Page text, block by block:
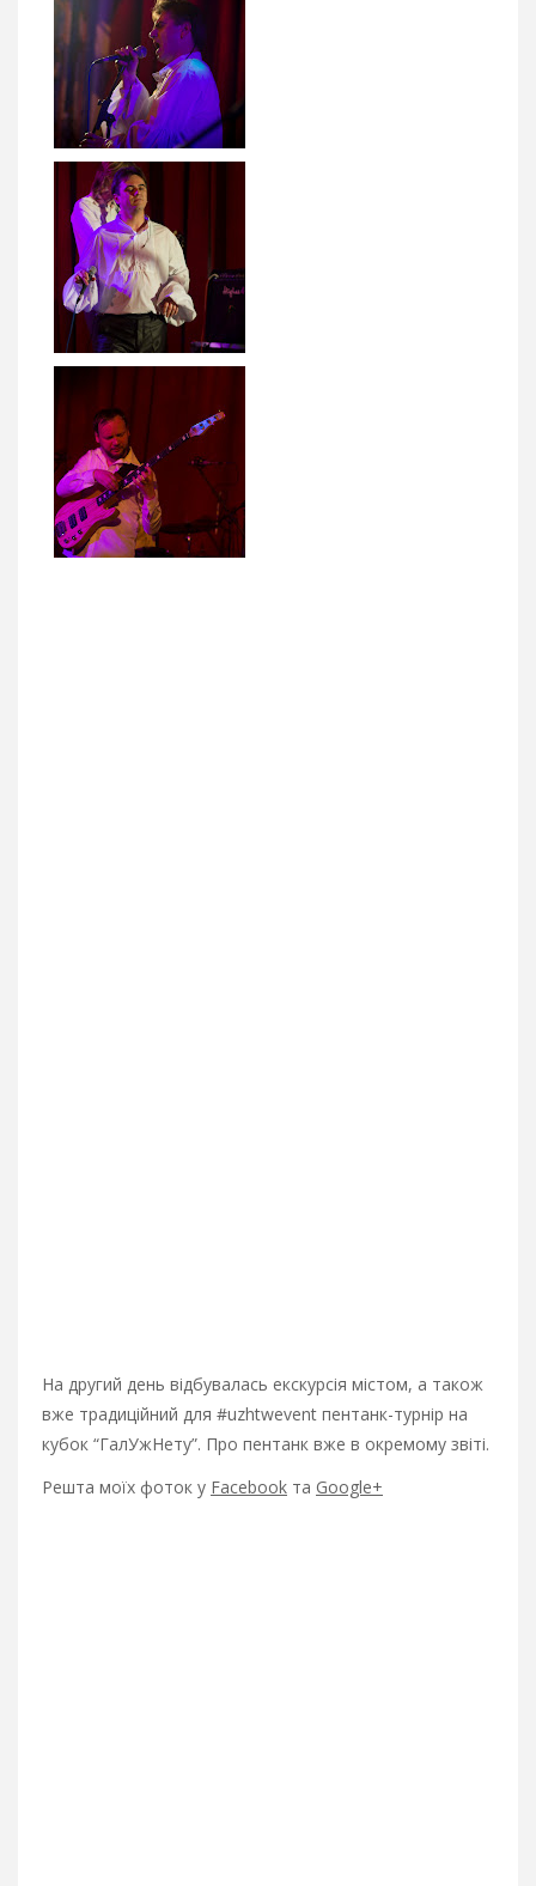
На другий день відбувалась екскурсія містом, а також
вже традиційний для #uzhtwevent пентанк-турнір на
кубок “ГалУжНету”. Про пентанк вже в окремому звіті.
Решта моїх фоток у Facebook та Google+